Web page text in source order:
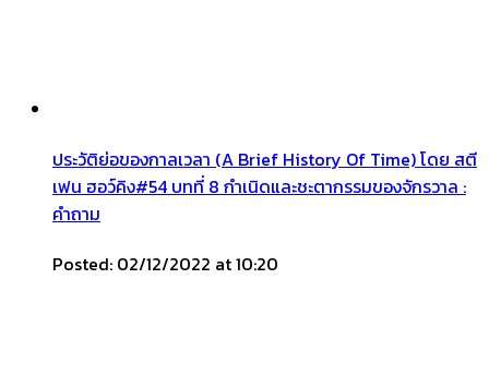
ประวัติย่อของกาลเวลา (A Brief History Of Time) โดย สตี
เฟน ฮอว์คิง#54 บทที่ 8 กำเนิดและชะตากรรมของจักรวาล :
คำถาม
Posted: 02/12/2022 at 10:20